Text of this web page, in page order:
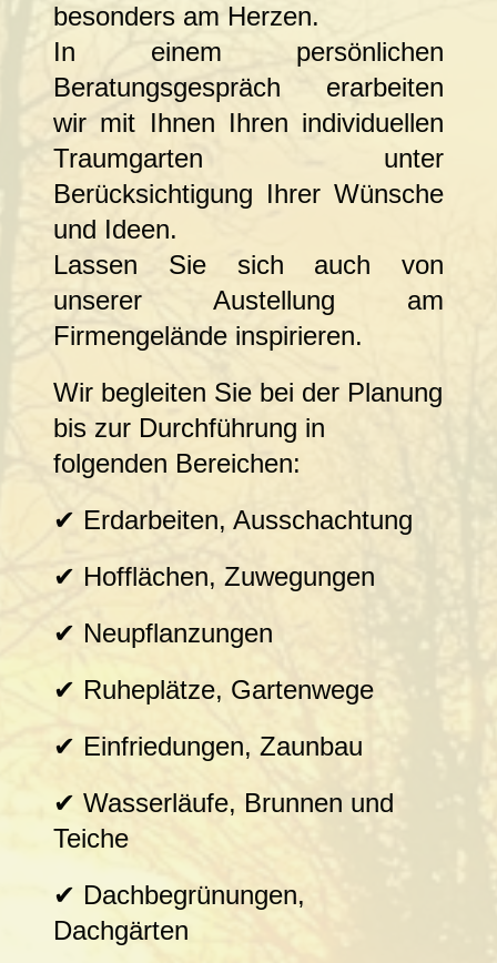
besonders am Herzen.
In einem persönlichen
Beratungsgespräch erarbeiten
wir mit Ihnen Ihren individuellen
Traumgarten unter
Berücksichtigung Ihrer Wünsche
und Ideen.
Lassen Sie sich auch von
unserer Austellung am
Firmengelände inspirieren.
Wir begleiten Sie bei der Planung
bis zur Durchführung in
folgenden Bereichen:
✔ Erdarbeiten, Ausschachtung
✔ Hofflächen, Zuwegungen
✔ Neupflanzungen
✔ Ruheplätze, Gartenwege
✔ Einfriedungen, Zaunbau
✔ Wasserläufe, Brunnen und
Teiche
✔ Dachbegrünungen,
Dachgärten